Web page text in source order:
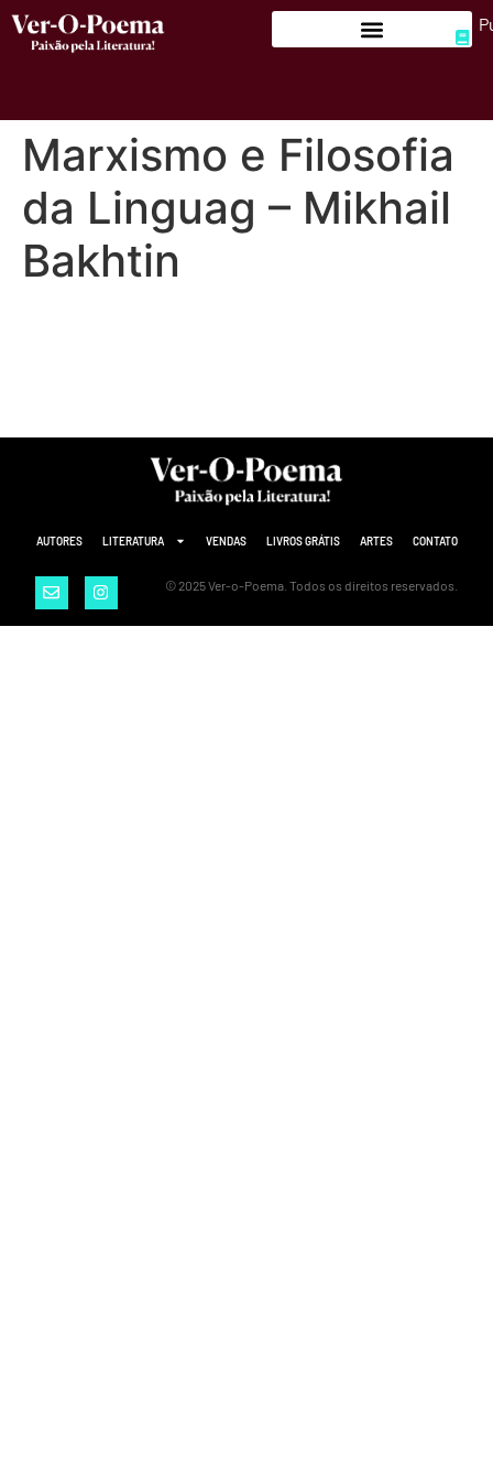
Marxismo e Filosofia
da Linguag – Mikhail
Bakhtin
AUTORES LITERATURA VENDAS LIVROS GRÁTIS ARTES CONTATO
© 2025 Ver-o-Poema. Todos os direitos reservados.